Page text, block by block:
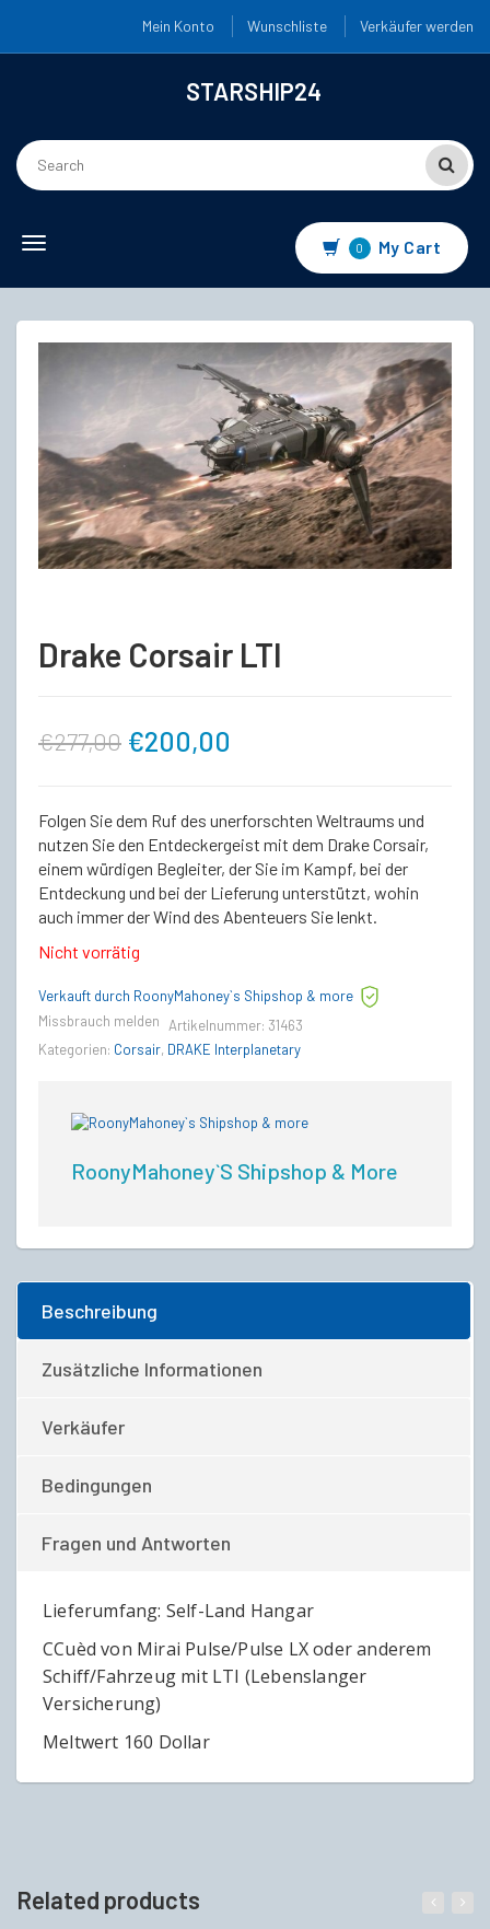
Mein Konto Wunschliste Verkäufer werden
STARSHIP24
Toggle
0 My Cart
Drake Corsair LTI
€277,00 Ursprünglicher
war:
€277,00
€200,00
ist:
€200,00.
Folgen Sie dem Ruf des unerforschten Weltraums und
nutzen Sie den Entdeckergeist mit dem Drake Corsair,
einem würdigen Begleiter, der Sie im Kampf, bei der
Entdeckung und bei der Lieferung unterstützt, wohin
auch immer der Wind des Abenteuers Sie lenkt.
Nicht vorrätig
Verkauft durch RoonyMahoney`s Shipshop & more
Missbrauch melden
Artikelnummer: 31463
Kategorien: Corsair, DRAKE Interplanetary
RoonyMahoney`s Shipshop & More
Beschreibung
Zusätzliche Informationen
Verkäufer
Bedingungen
Fragen und Antworten
Lieferumfang: Self-Land Hangar
CCuèd von Mirai Pulse/Pulse LX oder anderem
Schiff/Fahrzeug mit LTI (Lebenslanger
Versicherung)
Meltwert 160 Dollar
Related products